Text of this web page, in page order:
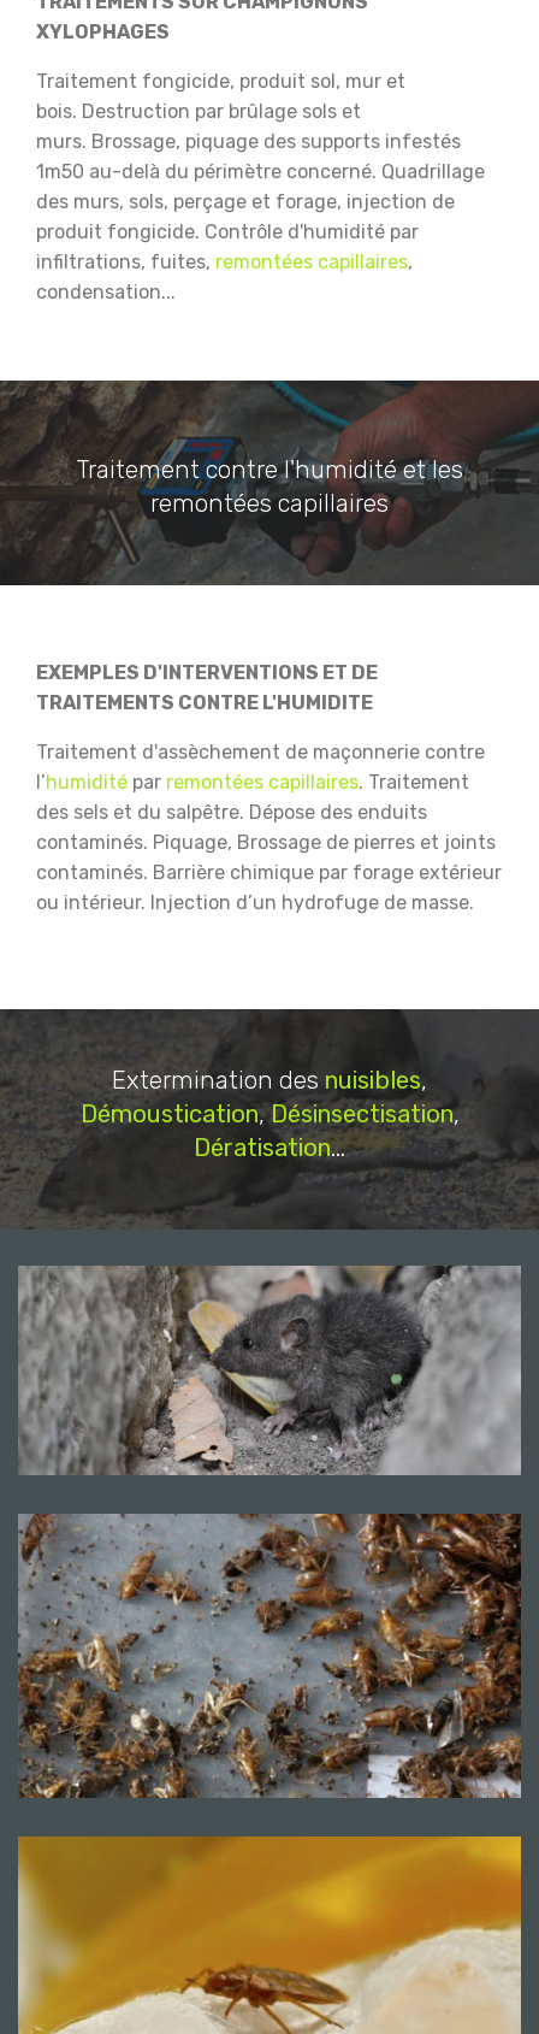
XYLOPHAGES
Traitement fongicide, produit sol, mur et
bois. Destruction par brûlage sols et
murs. Brossage, piquage des supports infestés
1m50 au-delà du périmètre concerné. Quadrillage
des murs, sols, perçage et forage, injection de
produit fongicide. Contrôle d'humidité par
infiltrations, fuites, remontées capillaires,
condensation...
Traitement contre l'humidité et les
remontées capillaires
EXEMPLES D'INTERVENTIONS ET DE
TRAITEMENTS CONTRE L'HUMIDITE
Traitement d'assèchement de maçonnerie contre
l’humidité par remontées capillaires. Traitement
des sels et du salpêtre. Dépose des enduits
contaminés. Piquage, Brossage de pierres et joints
contaminés. Barrière chimique par forage extérieur
ou intérieur. Injection d’un hydrofuge de masse.
Extermination des nuisibles,
Démoustication,Désinsectisation,
Dératisation...
TERMISER
TRAITEMENT
- site réalisé et référencé par MACWIN ©